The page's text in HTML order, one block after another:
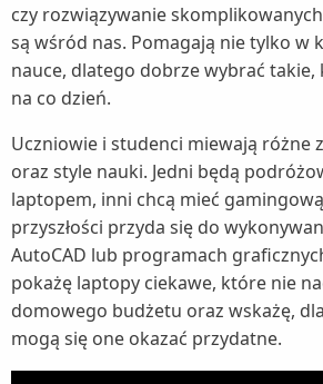
czy rozwiązywanie
są wśród nas. Pomagają nie tylko w
nauce, dlatego dobrze wybrać
na co dzień.
Uczniowie i studenci miewają różne
oraz style nauki. Jedni będą
laptopem, inni chcą mieć
przyszłości przyda się do
AutoCAD lub programach
pokażę laptopy ciekawe, które nie
domowego budżetu oraz wskażę,
mogą się one okazać przydatne.